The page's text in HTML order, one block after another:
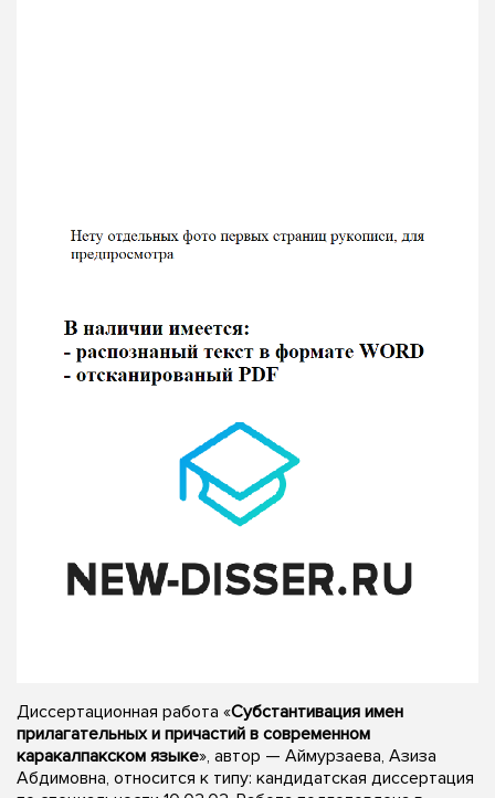
Диссертационная работа «Субстантивация имен
прилагательных и причастий в современном
каракалпакском языке», автор — Аймурзаева, Азиза
Абдимовна, относится к типу: кандидатская диссертация